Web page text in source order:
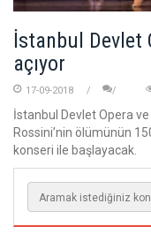
İstanbul Devlet
açıyor
17-09-2018
İstanbul Devlet Opera
Rossini’nin ölümünün
konseri ile başlayacak.